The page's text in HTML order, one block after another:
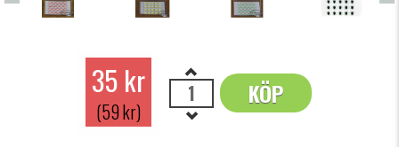
35 kr
(59 kr)
KÖP
OK